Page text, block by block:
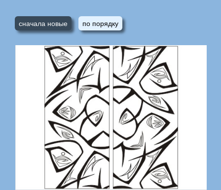
сначала новые по порядку